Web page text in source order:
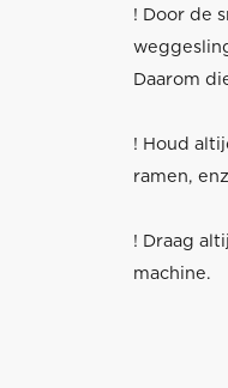
! Door de
Daarom
! Houd
ramen,
! Draag
machine.